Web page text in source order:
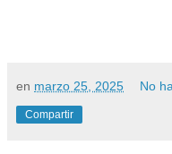
en marzo 25, 2025 No
Compartir